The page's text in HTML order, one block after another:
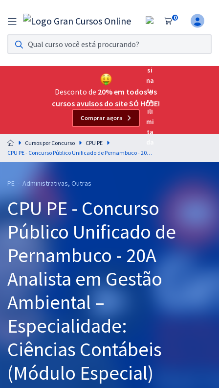
0
Assinatura Ilimitada 11
Acesso a todos os cursos. Teste grátis por 7 dias!
Assinatura OAB Até Passar
Acesso ilimitado a toda preparação para o Exame da
Residências Multiprofissionais
Preparação completa e intensiva para as principais
residências em saúde do Brasil
Cursos 20% OFF
Pós
Graduação
OAB
Mentorias
Questões grátis
Conteúdo gratuito
Aprovados
Desconto de 20% em todos os
cursos avulsos do site SÓ HOJE!
Comprar agora
Cursos por Concurso
CPU PE
CPU PE - Concurso Público Unificado de Pernambuco - 20A Analista em Gestão Ambiental – Especialidade: Ciências Contábeis (Módulo Especial)
PE - Administrativas, Outras
CPU PE - Concurso
Público Unificado de
Pernambuco - 20A
Analista em Gestão
Ambiental –
Especialidade:
Ciências Contábeis
(Módulo Especial)